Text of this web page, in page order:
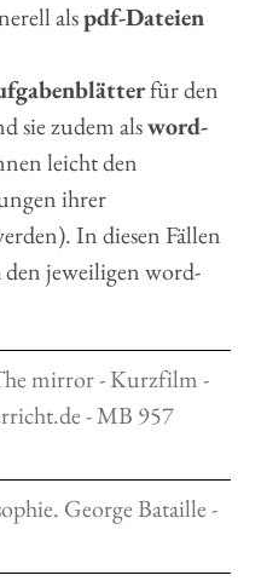
alspdf-Dateien
für den
sie zudem alsword-
leicht den
ihrer
In diesen Fällen
den jeweiligen word-
mirror - Kurzfilm -
- MB 957
George Bataille -